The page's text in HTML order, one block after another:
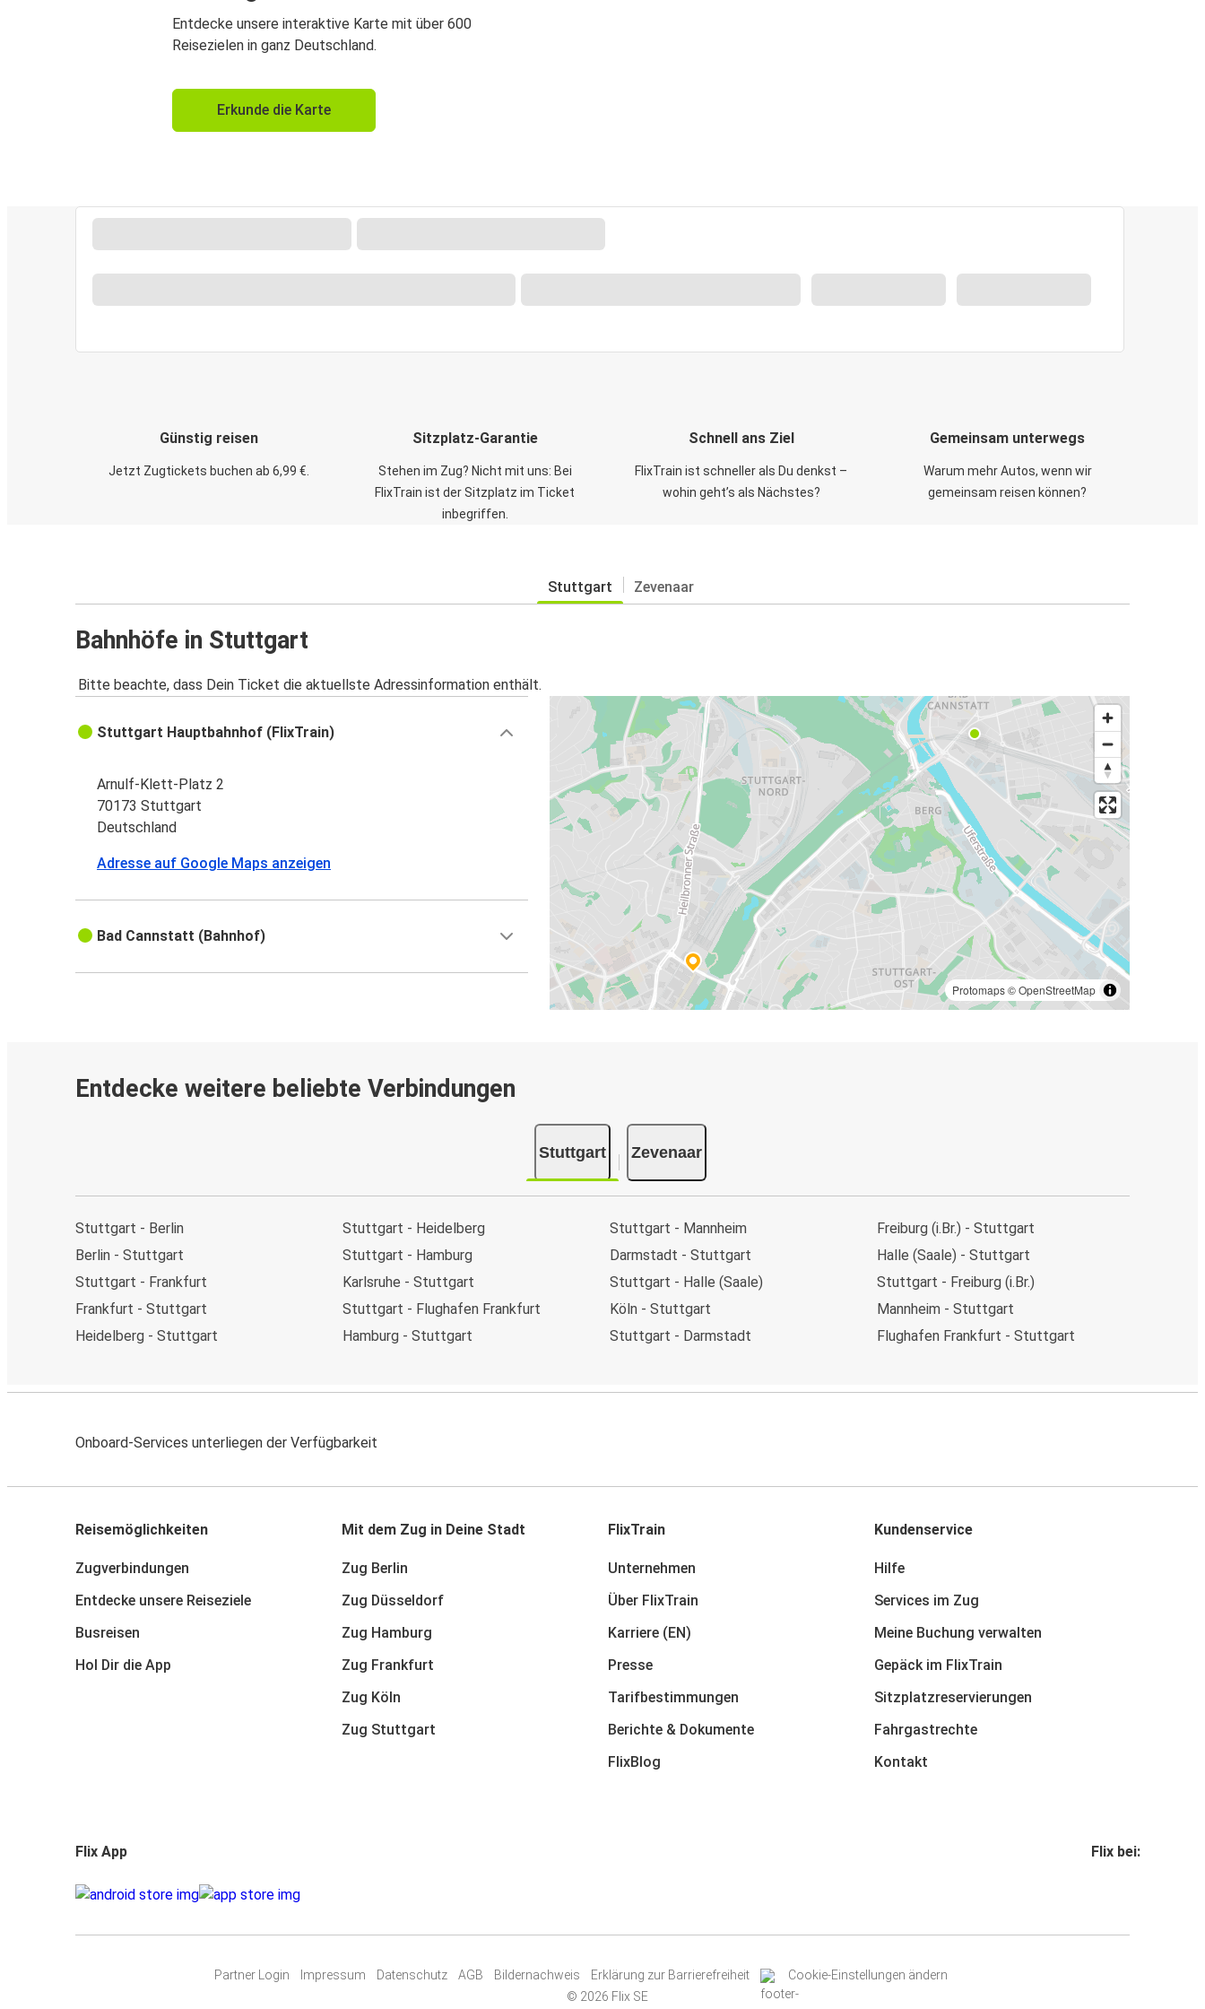
Entdecke unsere interaktive Karte mit über 600
Reisezielen in ganz Deutschland.
Erkunde die Karte
Günstig reisen
Jetzt Zugtickets buchen ab 6,99 €.
Sitzplatz-Garantie
Stehen im Zug? Nicht mit uns: Bei
FlixTrain ist der Sitzplatz im Ticket
inbegriffen.
Schnell ans Ziel
FlixTrain ist schneller als Du denkst –
wohin geht’s als Nächstes?
Gemeinsam unterwegs
Warum mehr Autos, wenn wir
gemeinsam reisen können?
Stuttgart Zevenaar
Bahnhöfe in Stuttgart
Bitte beachte, dass Dein Ticket die aktuellste Adressinformation enthält.
Protomaps©OpenStreetMap
Stuttgart Hauptbahnhof (FlixTrain)
Arnulf-Klett-Platz 2
70173 Stuttgart
Deutschland
Adresse auf Google Maps anzeigen
Bad Cannstatt (Bahnhof)
Entdecke weitere beliebte Verbindungen
Stuttgart Zevenaar
Stuttgart - Berlin
Berlin - Stuttgart
Stuttgart - Frankfurt
Frankfurt - Stuttgart
Heidelberg - Stuttgart
Stuttgart - Heidelberg
Stuttgart - Hamburg
Karlsruhe - Stuttgart
Stuttgart - Flughafen Frankfurt
Hamburg - Stuttgart
Stuttgart - Mannheim
Darmstadt - Stuttgart
Stuttgart - Halle (Saale)
Köln - Stuttgart
Stuttgart - Darmstadt
Freiburg (i.Br.) - Stuttgart
Halle (Saale) - Stuttgart
Stuttgart - Freiburg (i.Br.)
Mannheim - Stuttgart
Flughafen Frankfurt - Stuttgart
Onboard-Services unterliegen der Verfügbarkeit
Reisemöglichkeiten
Zugverbindungen
Entdecke unsere Reiseziele
Busreisen
Hol Dir die App
Mit dem Zug in Deine Stadt
Zug Berlin
Zug Düsseldorf
Zug Hamburg
Zug Frankfurt
Zug Köln
Zug Stuttgart
FlixTrain
Unternehmen
Über FlixTrain
Karriere (EN)
Presse
Tarifbestimmungen
Berichte & Dokumente
FlixBlog
Kundenservice
Hilfe
Services im Zug
Meine Buchung verwalten
Gepäck im FlixTrain
Sitzplatzreservierungen
Fahrgastrechte
Kontakt
Flix App Flix bei:
Partner Login Impressum Datenschutz AGB Bildernachweis Erklärung zur Barrierefreiheit
Cookie-Einstellungen ändern
© 2026 Flix SE